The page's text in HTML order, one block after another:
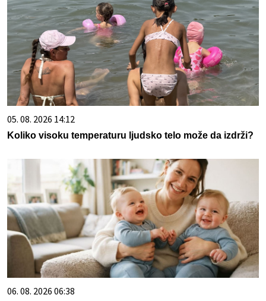
05. 08. 2026 14:12
Koliko visoku temperaturu ljudsko telo može da izdrži?
06. 08. 2026 06:38